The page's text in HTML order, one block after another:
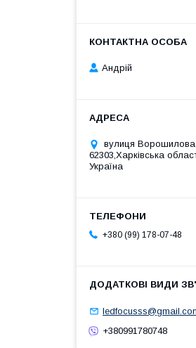
Андрій
вулиця Ворошилова
62303,Харківська
Україна
+380 (99) 178-07-48
+380991780748